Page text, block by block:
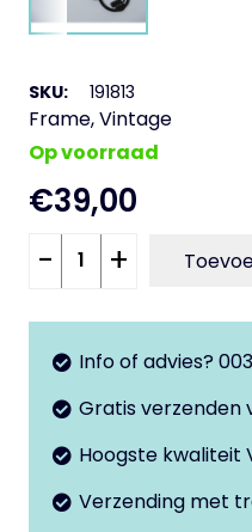
SKU: 191813
Frame,Vintage
Op voorraad
€39,00
Sluiting
zadel
PK
incl.
aantal
- +
Info of advies?
Gratis verzenden
Hoogste kwaliteit
Verzending met